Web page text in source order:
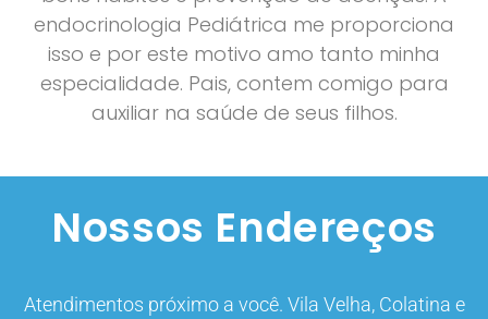
endocrinologia Pediátrica me proporciona
isso e por este motivo amo tanto minha
especialidade. Pais, contem comigo para
auxiliar na saúde de seus filhos.
Nossos Endereços
Atendimentos próximo a você. Vila Velha, Colatina e